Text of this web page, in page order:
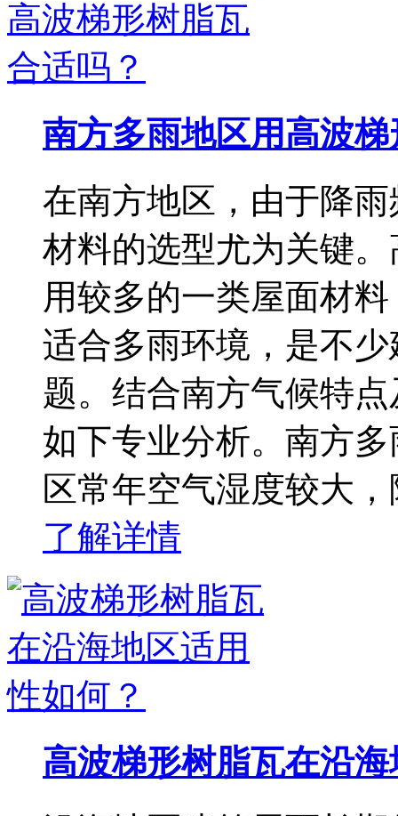
南方多雨地区用高波
在南方地区，由于降
材料的选型尤为关键
用较多的一类屋面材
适合多雨环境，是不
题。结合南方气候特
如下专业分析。南方
区常年空气湿度较大
了解详情
高波梯形树脂瓦在沿